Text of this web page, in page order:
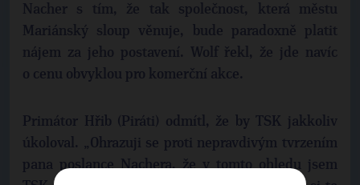
Nacher s tím, že tak společnost, která městu
Mariánský sloup věnuje, bude paradoxně platit
nájem za jeho postavení. Wolf řekl, že jde navíc
o cenu obvyklou pro komerční akce.
Primátor Hřib (Piráti) odmítl, že by TSK jakkoliv
úkoloval. „Ohrazuji se proti nepravdivým tvrzením
pana poslance Nachera, že v tomto ohledu jsem